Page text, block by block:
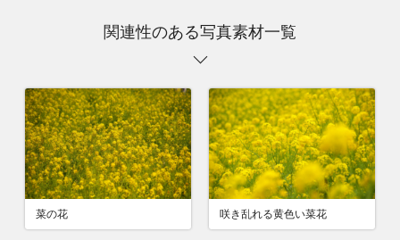
関連性のある写真素材一覧
菜の花 咲き乱れる黄色い菜花